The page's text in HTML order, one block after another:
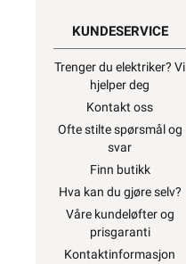
KUNDESERVICE
Trenger du elektriker? Vi
hjelper deg
Kontakt oss
Ofte stilte spørsmål og
svar
Finn butikk
Hva kan du gjøre selv?
Våre kundeløfter og
prisgaranti
Kontaktinformasjon